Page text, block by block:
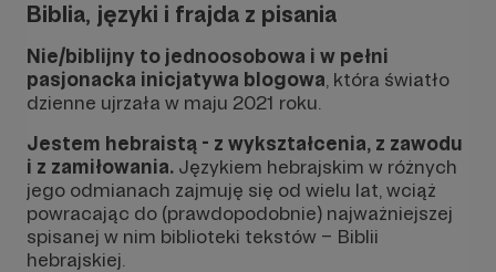
Biblia, języki i frajda z pisania
Nie/biblijny to jednoosobowa i w pełni
pasjonacka inicjatywa blogowa , która światło
dzienne ujrzała w maju 2021 roku.
Jestem hebraistą - z wykształcenia, z zawodu
i z zamiłowania. Językiem hebrajskim w różnych
jego odmianach zajmuję się od wielu lat, wciąż
powracając do (prawdopodobnie) najważniejszej
spisanej w nim biblioteki tekstów – Biblii
hebrajskiej.